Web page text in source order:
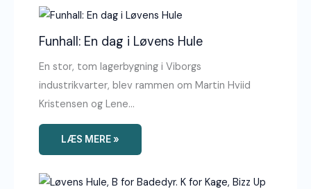
Funhall: En dag i Løvens Hule
En stor, tom lagerbygning i Viborgs
industrikvarter, blev rammen om Martin Hviid
Kristensen og Lene…
LÆS MERE »